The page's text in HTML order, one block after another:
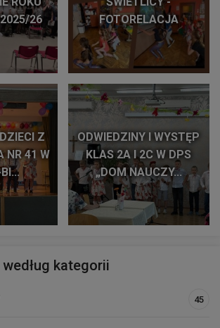
26
FOTORELACJA
Z
NR 41 W
ODWIEDZINY I WYSTĘP
KLAS 2A I 2C W DPS
„DOM NAUCZY...
kategorii
45